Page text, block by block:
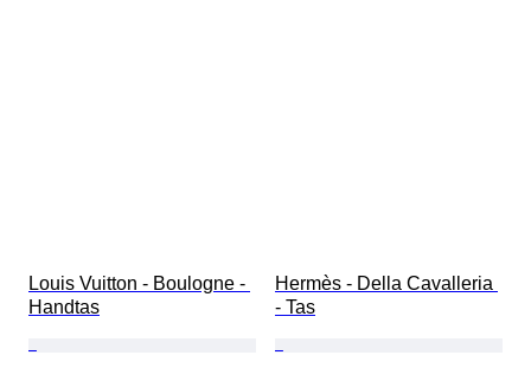
Louis Vuitton - Boulogne -
Handtas
Hermès - Della Cavalleria
- Tas